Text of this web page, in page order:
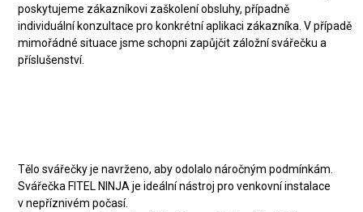
poskytujeme zákazníkovi zaškolení obsluhy, případně
individuální konzultace pro konkrétní aplikaci zákazníka. V případě
mimořádné situace jsme schopni zapůjčit záložní svářečku a
příslušenství.
Tělo svářečky je navrženo, aby odolalo náročným podmínkám.
Svářečka FITEL NINJA je ideální nástroj pro venkovní instalace
v nepříznivém počasí.